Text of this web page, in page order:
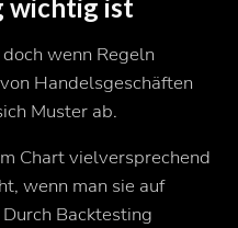
wichtig ist
wenn Regeln
Handelsgeschäften
Muster ab.
Chart vielversprechend
wenn man sie auf
Backtesting